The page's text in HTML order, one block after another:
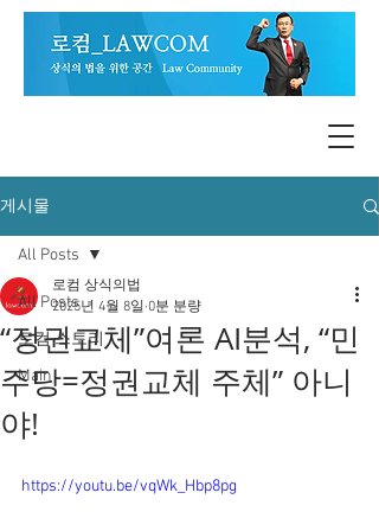
게시물
All Posts
로컴 스토리
Main
All Posts
“정권교체”여론 AI분석, “민
주당=정권교체 주체” 아니
야!
로컴 상식의법
2025년 4월 8일 0분 분량
https://youtu.be/vqWk_Hbp8pg